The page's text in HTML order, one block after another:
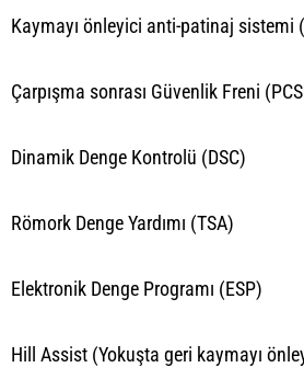
Kaymayı önleyici anti-patinaj sistemi
Çarpışma sonrası Güvenlik Freni
Dinamik Denge Kontrolü (DSC)
Römork Denge Yardımı (TSA)
Elektronik Denge Programı (ESP)
Hill Assist (Yokuşta geri kaymayı